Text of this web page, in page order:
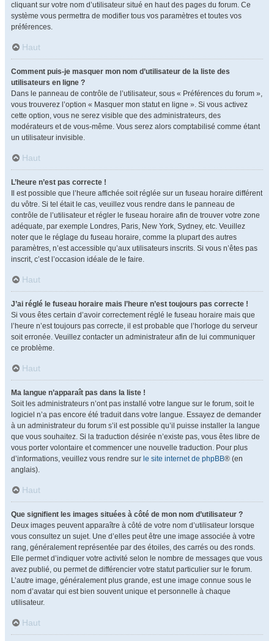
cliquant sur votre nom d’utilisateur situé en haut des pages du forum. Ce
système vous permettra de modifier tous vos paramètres et toutes vos
préférences.
Haut
Comment puis-je masquer mon nom d’utilisateur de la liste des
utilisateurs en ligne ?
Dans le panneau de contrôle de l’utilisateur, sous « Préférences du forum »,
vous trouverez l’option « Masquer mon statut en ligne ». Si vous activez
cette option, vous ne serez visible que des administrateurs, des
modérateurs et de vous-même. Vous serez alors comptabilisé comme étant
un utilisateur invisible.
Haut
L’heure n’est pas correcte !
Il est possible que l’heure affichée soit réglée sur un fuseau horaire différent
du vôtre. Si tel était le cas, veuillez vous rendre dans le panneau de
contrôle de l’utilisateur et régler le fuseau horaire afin de trouver votre zone
adéquate, par exemple Londres, Paris, New York, Sydney, etc. Veuillez
noter que le réglage du fuseau horaire, comme la plupart des autres
paramètres, n’est accessible qu’aux utilisateurs inscrits. Si vous n’êtes pas
inscrit, c’est l’occasion idéale de le faire.
Haut
J’ai réglé le fuseau horaire mais l’heure n’est toujours pas correcte !
Si vous êtes certain d’avoir correctement réglé le fuseau horaire mais que
l’heure n’est toujours pas correcte, il est probable que l’horloge du serveur
soit erronée. Veuillez contacter un administrateur afin de lui communiquer
ce problème.
Haut
Ma langue n’apparaît pas dans la liste !
Soit les administrateurs n’ont pas installé votre langue sur le forum, soit le
logiciel n’a pas encore été traduit dans votre langue. Essayez de demander
à un administrateur du forum s’il est possible qu’il puisse installer la langue
que vous souhaitez. Si la traduction désirée n’existe pas, vous êtes libre de
vous porter volontaire et commencer une nouvelle traduction. Pour plus
d’informations, veuillez vous rendre sur le site internet de phpBB® (en
anglais).
Haut
Que signifient les images situées à côté de mon nom d’utilisateur ?
Deux images peuvent apparaître à côté de votre nom d’utilisateur lorsque
vous consultez un sujet. Une d’elles peut être une image associée à votre
rang, généralement représentée par des étoiles, des carrés ou des ronds.
Elle permet d’indiquer votre activité selon le nombre de messages que vous
avez publié, ou permet de différencier votre statut particulier sur le forum.
L’autre image, généralement plus grande, est une image connue sous le
nom d’avatar qui est bien souvent unique et personnelle à chaque
utilisateur.
Haut